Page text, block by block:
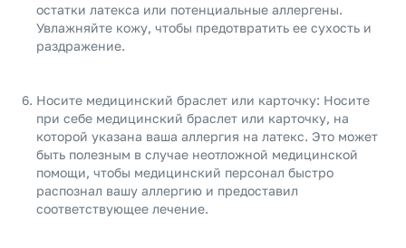
остатки латекса или потенциальные аллергены.
Увлажняйте кожу, чтобы предотвратить ее сухость и
раздражение.
Носите медицинский браслет или карточку: Носите
при себе медицинский браслет или карточку, на
которой указана ваша аллергия на латекс. Это может
быть полезным в случае неотложной медицинской
помощи, чтобы медицинский персонал быстро
распознал вашу аллергию и предоставил
соответствующее лечение.